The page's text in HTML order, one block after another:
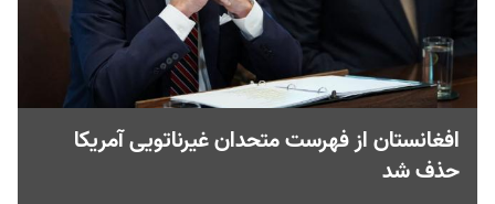
افغانستان از فهرست متحدان غیرناتویی آمریکا
حذف شد